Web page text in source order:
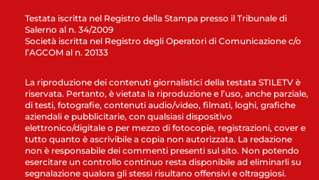
Testata iscritta nel Registro della Stampa presso il Tribunale di
Salerno al n. 34/2009
Società iscritta nel Registro degli Operatori di Comunicazione c/o
l’AGCOM al n. 20133
La riproduzione dei contenuti giornalistici della testata STILETV è
riservata. Pertanto, è vietata la riproduzione e l’uso, anche parziale,
di testi, fotografie, contenuti audio/video, filmati, loghi, grafiche
aziendali e pubblicitarie, con qualsiasi dispositivo
elettronico/digitale o per mezzo di fotocopie, registrazioni, cover e
tutto quanto è ascrivibile a copia non autorizzata. La redazione
non è responsabile dei commenti presenti sul sito. Non potendo
esercitare un controllo continuo resta disponibile ad eliminarli su
segnalazione qualora gli stessi risultano offensivi e oltraggiosi.